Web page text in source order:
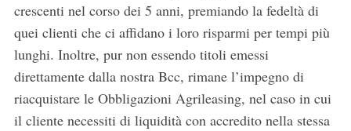
crescenti nel corso dei 5 anni, premiando la fedeltà di
quei clienti che ci affidano i loro risparmi per tempi più
lunghi. Inoltre, pur non essendo titoli emessi
direttamente dalla nostra Bcc, rimane l’impegno di
riacquistare le Obbligazioni Agrileasing, nel caso in cui
il cliente necessiti di liquidità con accredito nella stessa